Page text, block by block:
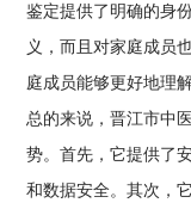
鉴定提供了明确的身
义，而且对家庭成员
庭成员能够更好地理
总的来说，晋江市中
势。首先，它提供了
和数据安全。其次，